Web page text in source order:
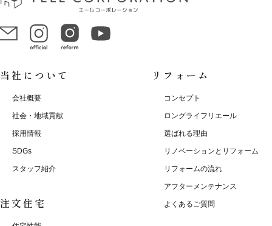
当社について
会社概要
社会・地域貢献
採用情報
SDGs
スタッフ紹介
注文住宅
リフォーム
コンセプト
ロングライフリエール
選ばれる理由
リノベーションとリフォーム
リフォームの流れ
アフターメンテナンス
よくあるご質問